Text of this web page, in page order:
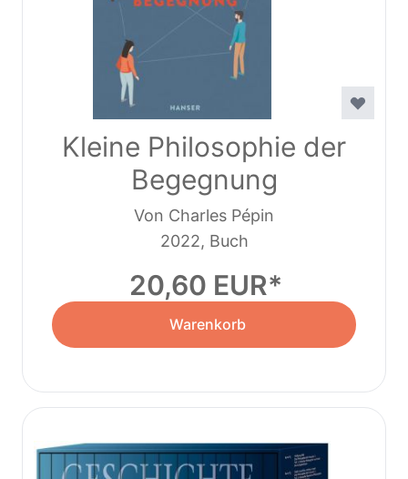
Kleine Philosophie der
Begegnung
Von Charles Pépin
2022, Buch
20,60 EUR
Warenkorb